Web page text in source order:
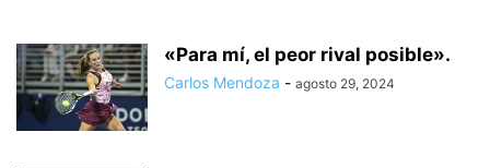
«Para mí, el peor rival posible».
Carlos Mendoza - agosto 29, 2024